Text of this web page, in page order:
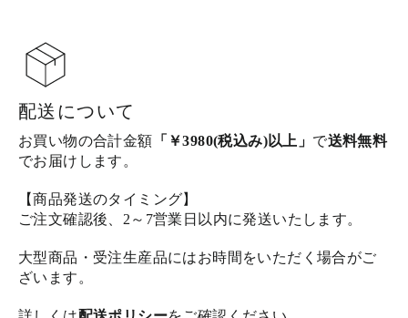
配送について
お買い物の合計金額 「￥3980(税込み)以上」 で送料無料
でお届けします。
【商品発送のタイミング】
ご注文確認後、2～7営業日以内に発送いたします。
大型商品・受注生産品にはお時間をいただく場合がご
ざいます。